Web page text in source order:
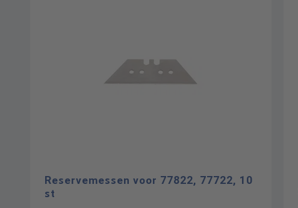
Reservemessen voor 77822, 77722, 10
st